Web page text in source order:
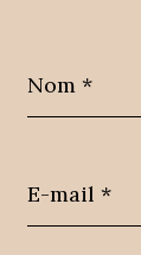
*
mail
*